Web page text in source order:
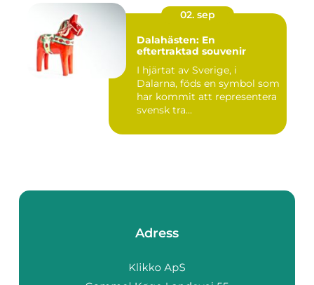
02. sep
Dalahästen: En
eftertraktad souvenir
I hjärtat av Sverige, i
Dalarna, föds en symbol som
har kommit att representera
svensk tra...
Adress